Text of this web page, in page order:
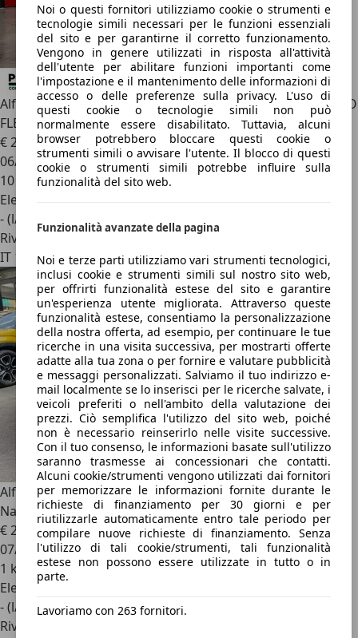
Noi o questi fornitori utilizziamo cookie o strumenti e
tecnologie simili necessari per le funzioni essenziali
del sito e per garantirne il corretto funzionamento.
Vengono in genere utilizzati in risposta all'attività
dell'utente per abilitare funzioni importanti come
l'impostazione e il mantenimento delle informazioni di
accesso o delle preferenze sulla privacy. L'uso di
questi cookie o tecnologie simili non può
normalmente essere disabilitato. Tuttavia, alcuni
browser potrebbero bloccare questi cookie o
strumenti simili o avvisare l'utente. Il blocco di questi
cookie o strumenti simili potrebbe influire sulla
funzionalità del sito web.
Funzionalità avanzate della pagina
Noi e terze parti utilizziamo vari strumenti tecnologici,
inclusi cookie e strumenti simili sul nostro sito web,
per offrirti funzionalità estese del sito e garantire
un'esperienza utente migliorata. Attraverso queste
funzionalità estese, consentiamo la personalizzazione
della nostra offerta, ad esempio, per continuare le tue
ricerche in una visita successiva, per mostrarti offerte
adatte alla tua zona o per fornire e valutare pubblicità
e messaggi personalizzati. Salviamo il tuo indirizzo e-
mail localmente se lo inserisci per le ricerche salvate, i
veicoli preferiti o nell'ambito della valutazione dei
prezzi. Ciò semplifica l'utilizzo del sito web, poiché
non è necessario reinserirlo nelle visite successive.
Con il tuo consenso, le informazioni basate sull'utilizzo
saranno trasmesse ai concessionari che contatti.
Alcuni cookie/strumenti vengono utilizzati dai fornitori
per memorizzare le informazioni fornite durante le
richieste di finanziamento per 30 giorni e per
riutilizzarle automaticamente entro tale periodo per
compilare nuove richieste di finanziamento. Senza
l'utilizzo di tali cookie/strumenti, tali funzionalità
estese non possono essere utilizzate in tutto o in
parte.
Lavoriamo con 263 fornitori.
Alfa Romeo Junior1.2 145CV Hybrid eDCT6 ibrida Ti PROMO
FLEX
€ 24.4901
06/2026
10 km
Elettrica/Benzina
- (l/100 km)
Rivenditore
IT 10060
Alfa Romeo JuniorJunior 1.2 ibrida Sprint 145cv edct6 con
Navigatore
€ 24.5001
07/2026
1 km
Elettrica/Benzina
- (l/100 km)
Rivenditore